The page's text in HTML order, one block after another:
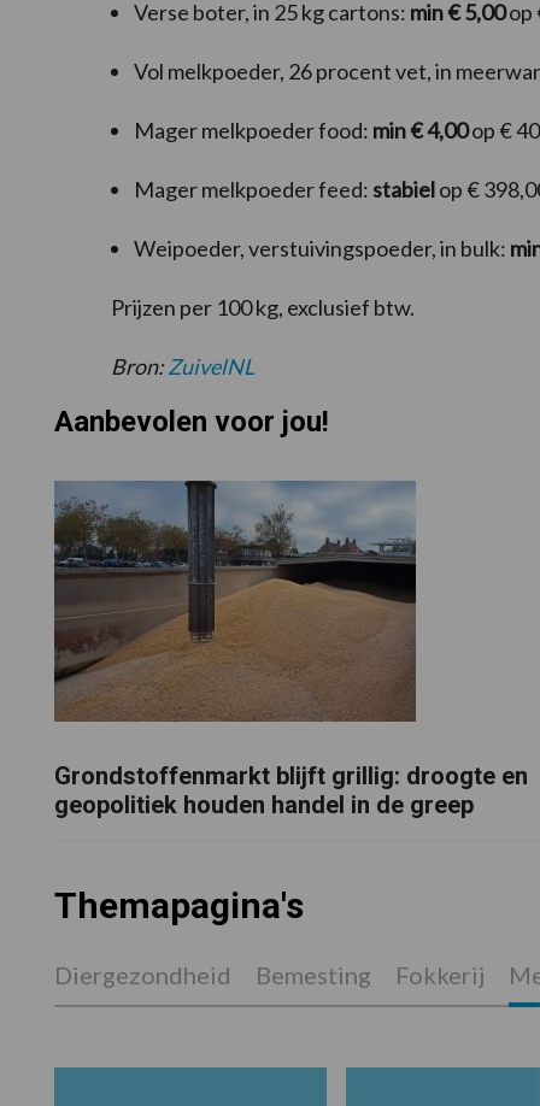
Verse boter, in 25 kg cartons: min € 5,00op
Vol melkpoeder, 26 procent vet, in
Mager melkpoeder food: min € 4,00op €
Mager melkpoeder feed: stabielop €
Weipoeder, verstuivingspoeder, in bulk:
Prijzen per 100 kg, exclusief btw.
Bron:ZuivelNL
Aanbevolen voor jou!
Grondstoffenmarkt blijft grillig: droogte en
geopolitiek houden handel in de greep
Themapagina's
Diergezondheid Bemesting Fokkerij